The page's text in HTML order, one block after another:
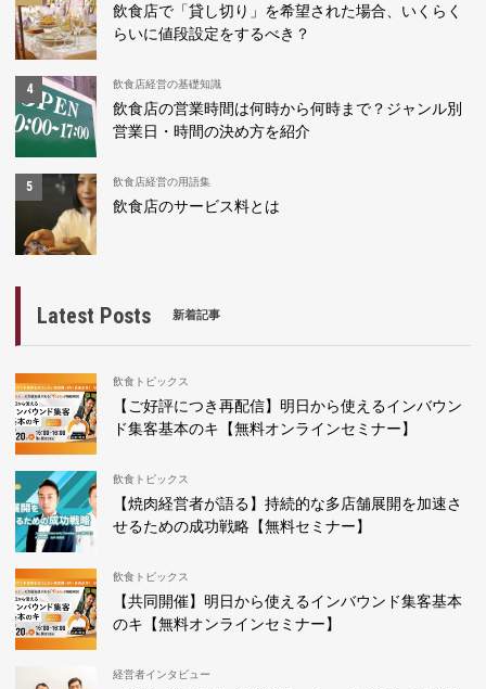
飲食店で「貸し切り」を希望された場合、いくらく
らいに値段設定をするべき？
飲食店経営の基礎知識
飲食店の営業時間は何時から何時まで？ジャンル別
営業日・時間の決め方を紹介
飲食店経営の用語集
飲食店のサービス料とは
Latest Posts 新着記事
飲食トピックス
【ご好評につき再配信】明日から使えるインバウン
ド集客基本のキ【無料オンラインセミナー】
飲食トピックス
【焼肉経営者が語る】持続的な多店舗展開を加速さ
せるための成功戦略【無料セミナー】
飲食トピックス
【共同開催】明日から使えるインバウンド集客基本
のキ【無料オンラインセミナー】
経営者インタビュー